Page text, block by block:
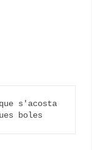
s'acosta
boles